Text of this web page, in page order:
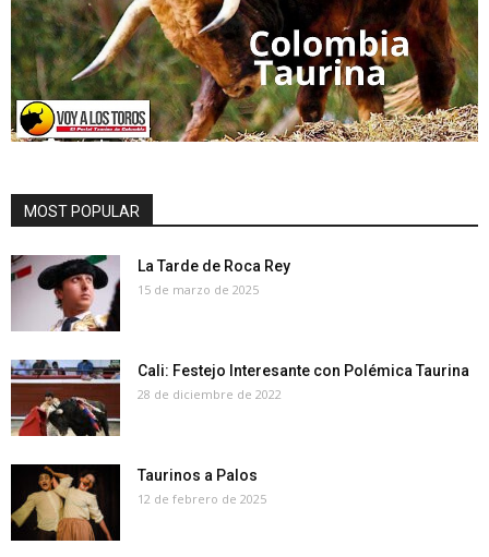
MOST POPULAR
La Tarde de Roca Rey
15 de marzo de 2025
Cali: Festejo Interesante con Polémica Taurina
28 de diciembre de 2022
Taurinos a Palos
12 de febrero de 2025